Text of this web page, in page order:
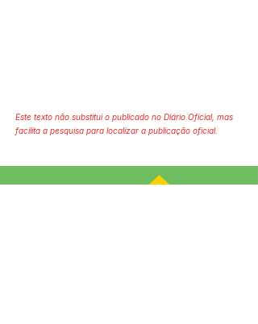
Este texto não substitui o publicado no Diário Oficial, mas
facilita a pesquisa para localizar a publicação oficial.